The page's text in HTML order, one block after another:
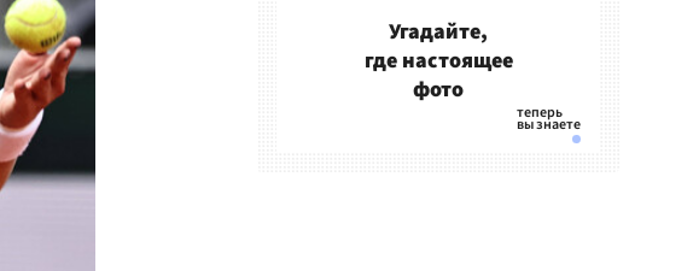
Угадайте,
где настоящее
фото